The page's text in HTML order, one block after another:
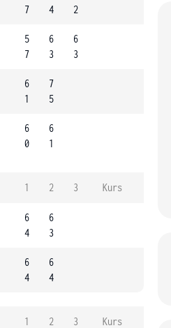
7
4
2
5
7
6
3
6
3
6
1
7
5
6
0
6
1
1 2 3 Kurs
6
4
6
3
6
4
6
4
1 2 3 Kurs